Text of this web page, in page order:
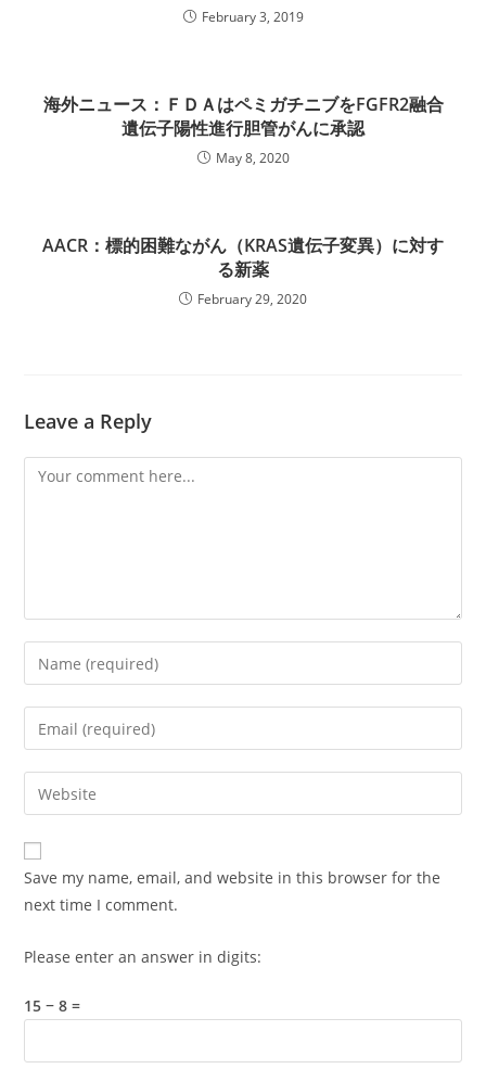
February 3, 2019
海外ニュース：ＦＤＡはペミガチニブをFGFR2融合
遺伝子陽性進行胆管がんに承認
May 8, 2020
AACR：標的困難ながん（KRAS遺伝子変異）に対す
る新薬
February 29, 2020
Leave a Reply
Comment
Enter
your
name
comment
Enter
your
email
address
comment
Enter
your
website
URL
(optional)
Save my name, email, and website in this browser for the
next time I comment.
Please enter an answer in digits:
15 − 8 =